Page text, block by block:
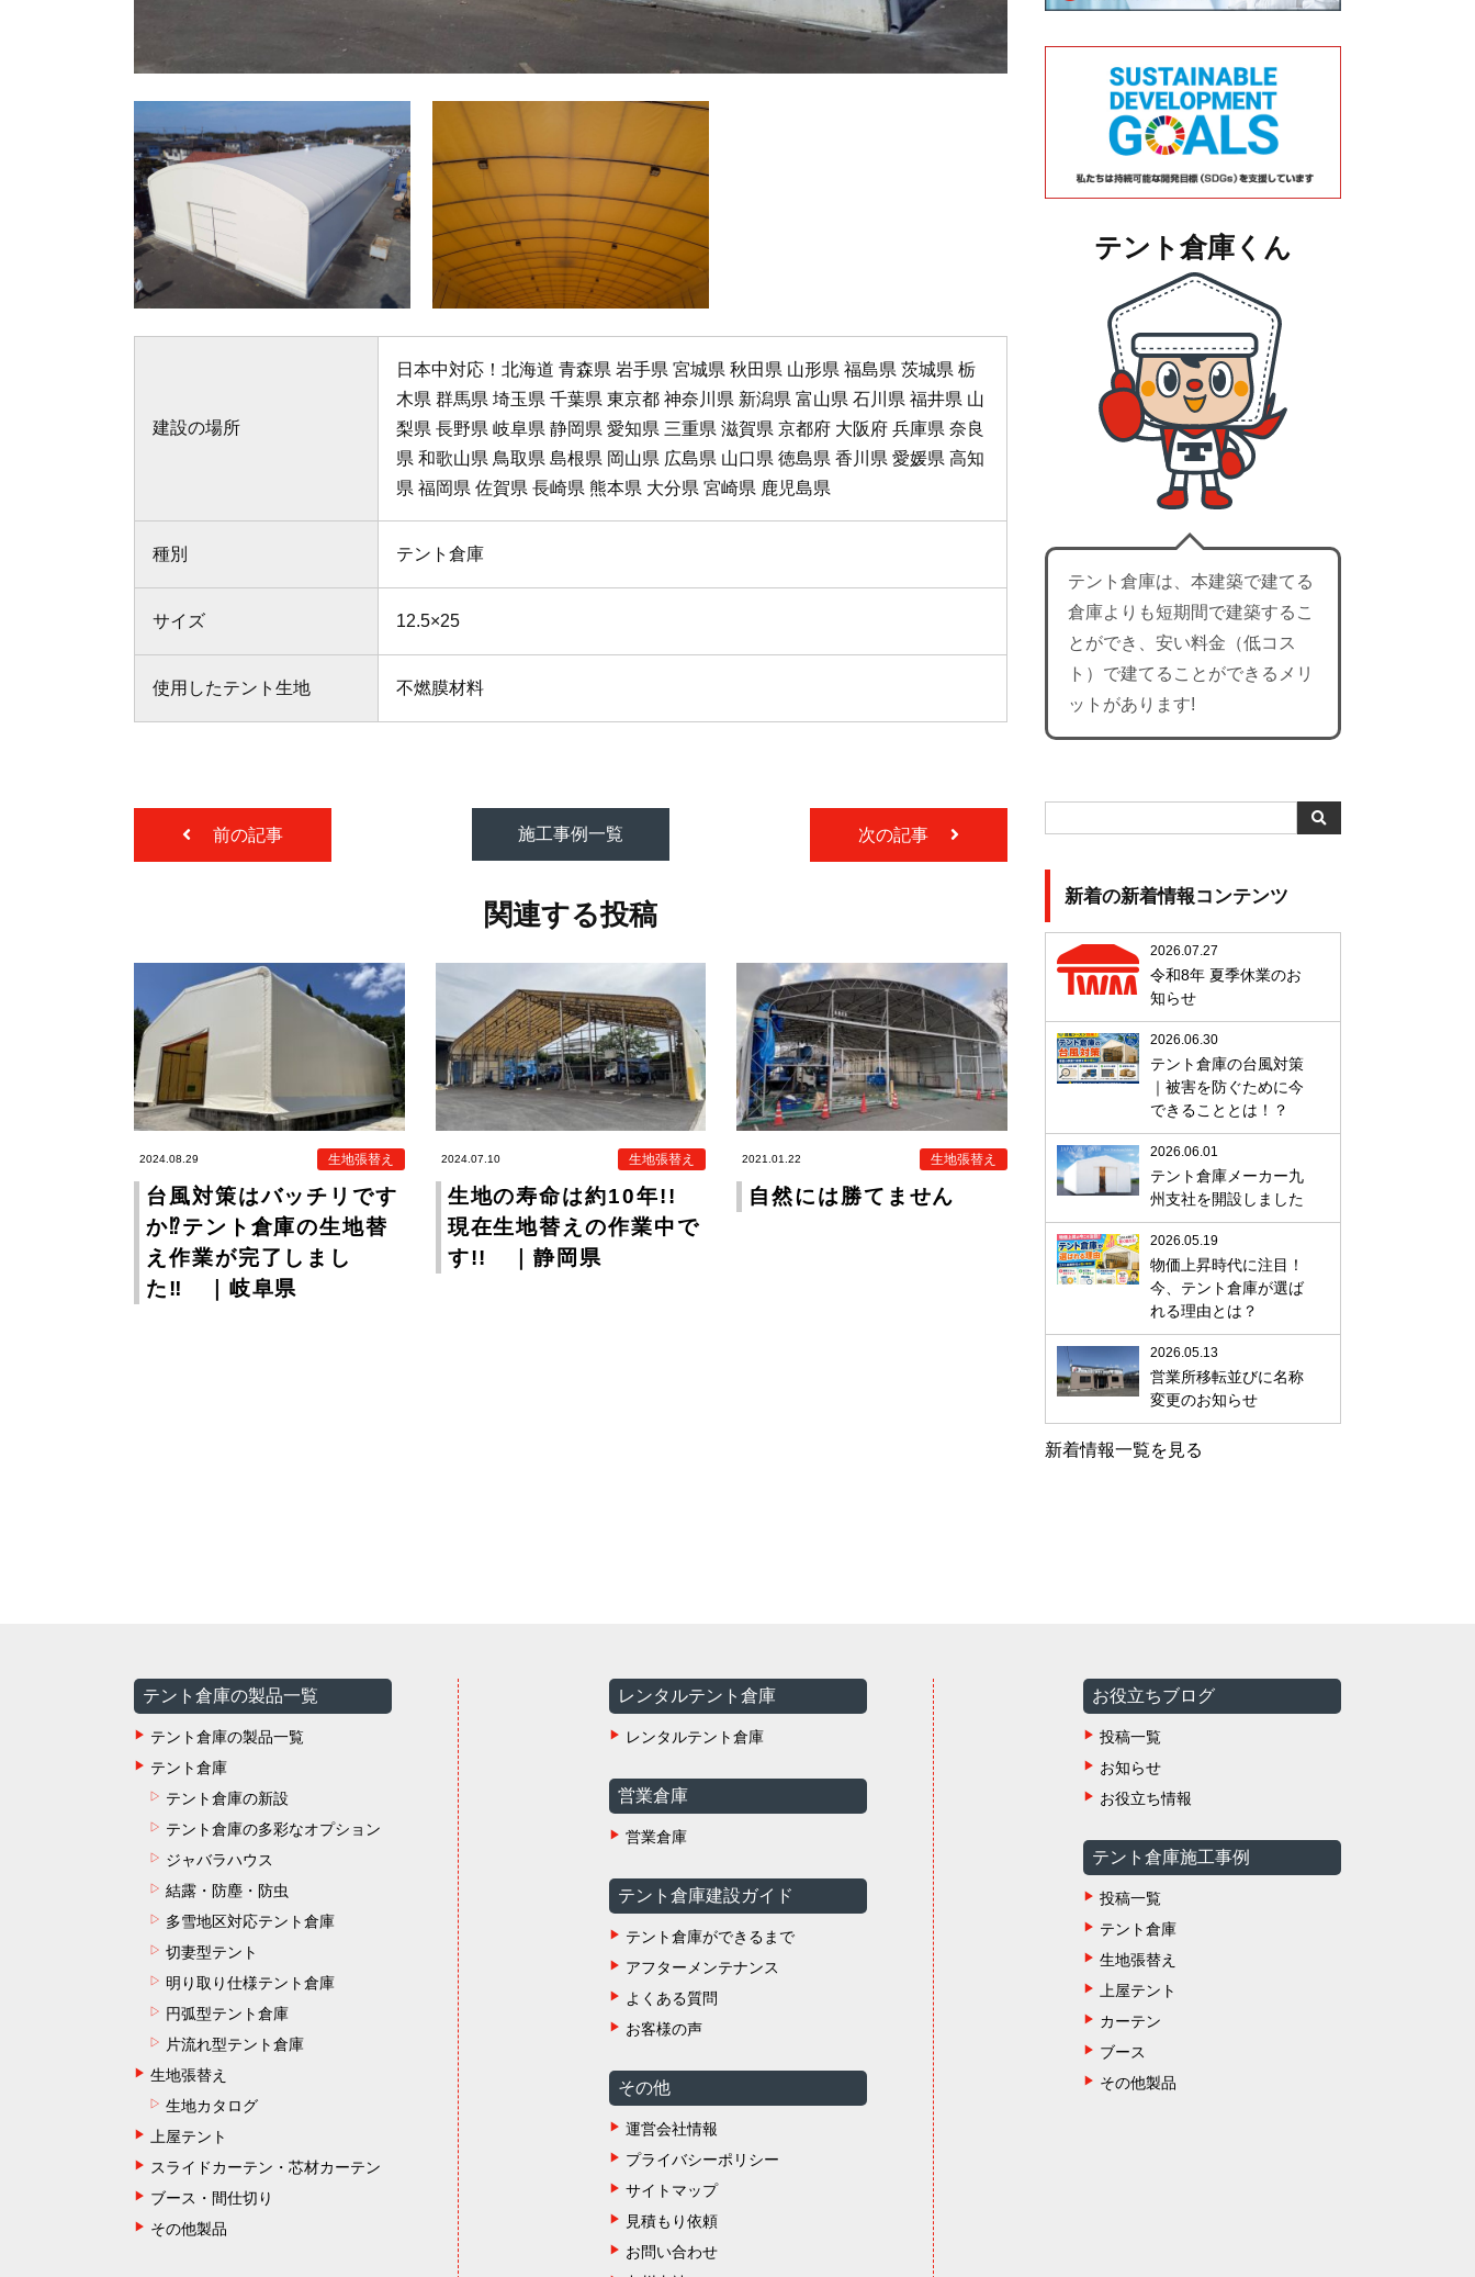
建設の場所
日本中対応！北海道 青森県 岩手県 宮城県 秋田県 山形県 福島県 茨城県 栃
木県 群馬県 埼玉県 千葉県 東京都 神奈川県 新潟県 富山県 石川県 福井県 山
梨県 長野県 岐阜県 静岡県 愛知県 三重県 滋賀県 京都府 大阪府 兵庫県 奈良
県 和歌山県 鳥取県 島根県 岡山県 広島県 山口県 徳島県 香川県 愛媛県 高知
県 福岡県 佐賀県 長崎県 熊本県 大分県 宮崎県 鹿児島県
種別 テント倉庫
サイズ 12.5×25
使用したテント生地 不燃膜材料
前の記事 次の記事
施工事例一覧
関連する投稿
2024.08.29 生地張替え
台風対策はバッチリです
か⁉テント倉庫の生地替
え作業が完了しまし
た‼ ｜岐阜県
2024.07.10 生地張替え
生地の寿命は約10年!!
現在生地替えの作業中で
す!! ｜静岡県
2021.01.22 生地張替え
自然には勝てません
テント倉庫くん
テント倉庫は、本建築で建てる
倉庫よりも短期間で建築するこ
とができ、安い料金（低コス
ト）で建てることができるメリ
ットがあります!
新着の新着情報コンテンツ
2026.07.27
令和8年 夏季休業のお
知らせ
2026.06.30
テント倉庫の台風対策
｜被害を防ぐために今
できることとは！？
2026.06.01
テント倉庫メーカー九
州支社を開設しました
2026.05.19
物価上昇時代に注目！
今、テント倉庫が選ば
れる理由とは？
2026.05.13
営業所移転並びに名称
変更のお知らせ
新着情報一覧を見る
テント倉庫の製品一覧
テント倉庫の製品一覧
テント倉庫
テント倉庫の新設
テント倉庫の多彩なオプション
ジャバラハウス
結露・防塵・防虫
多雪地区対応テント倉庫
切妻型テント
明り取り仕様テント倉庫
円弧型テント倉庫
片流れ型テント倉庫
生地張替え
生地カタログ
上屋テント
スライドカーテン・芯材カーテン
ブース・間仕切り
その他製品
レンタルテント倉庫
レンタルテント倉庫
営業倉庫
営業倉庫
テント倉庫建設ガイド
テント倉庫ができるまで
アフターメンテナンス
よくある質問
お客様の声
その他
運営会社情報
プライバシーポリシー
サイトマップ
見積もり依頼
お問い合わせ
お役立ちブログ
投稿一覧
お知らせ
お役立ち情報
テント倉庫施工事例
投稿一覧
テント倉庫
生地張替え
上屋テント
カーテン
ブース
その他製品